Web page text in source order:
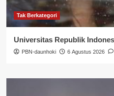
Tak Berkategori
Universitas Republik
PBN-daunhoki 6 Agustus 2026